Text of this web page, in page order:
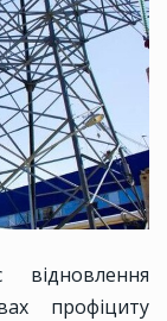
відновлення
профіциту